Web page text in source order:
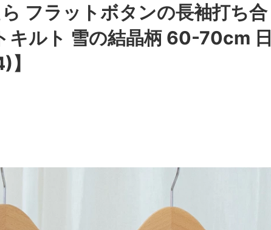
フラットボタンの長袖打ち合
キルト 雪の結晶柄 60-70cm 日